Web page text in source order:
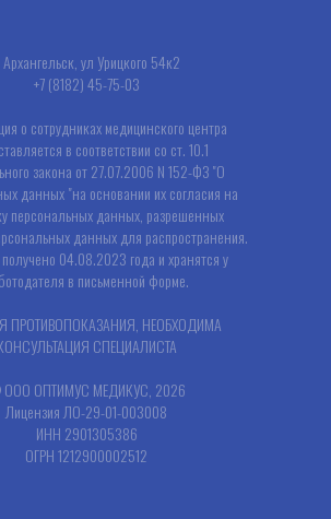
Архангельск, ул Урицкого 54к2
+7 (8182) 45-75-03
о сотрудниках медицинского центра
в соответствии со ст. 10.1
закона от 27.07.2006 N 152-ФЗ "О
данных "на основании их согласия на
персональных данных, разрешенных
данных для распространения.
04.08.2023 года и хранятся у
в письменной форме.
ПРОТИВОПОКАЗАНИЯ, НЕОБХОДИМА
СПЕЦИАЛИСТА
ОПТИМУС МЕДИКУС, 2026
Лицензия ЛО-29-01-003008
ИНН 2901305386
ОГРН 1212900002512